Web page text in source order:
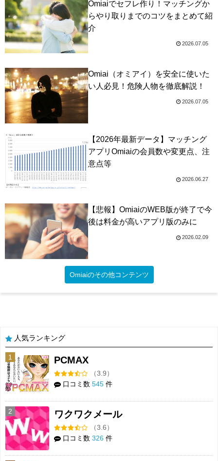
Omiaiでセフレ作り！マッチングか
らやり取りまでのコツをまとめて紹
介
2026.07.05
Omiai（オミアイ）を安全に使いた
い人必見！危険人物を徹底解説！
2026.07.05
【2026年最新データ】マッチング
アプリOmiaiの会員数や変更点、注
意点等
2026.06.27
【悲報】OmiaiのWEB版が終了で今
後は料金が高いアプリ版のみに
2026.02.09
Omiaiのその他コンテンツ
人気ランキング
1 PCMAX
（3.9）
口コミ数 545 件
2 ワクワクメール
（3.6）
口コミ数 326 件